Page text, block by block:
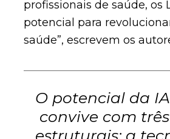
profissionais de saúde, os
potencial para
saúde”, escrevem os
O potencial da IA
convive com